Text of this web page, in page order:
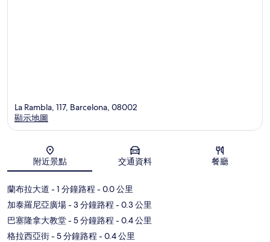
地圖
La Rambla, 117, Barcelona, 08002
顯示地圖
附近景點 交通資料 餐廳
蘭布拉大道 - 1 分鐘路程 - 0.0 公里
加泰羅尼亞廣場- 3 分鐘路程 - 0.3 公里
巴塞隆拿大教堂- 5 分鐘路程 - 0.4 公里
格拉西亞街- 5 分鐘路程 - 0.4 公里